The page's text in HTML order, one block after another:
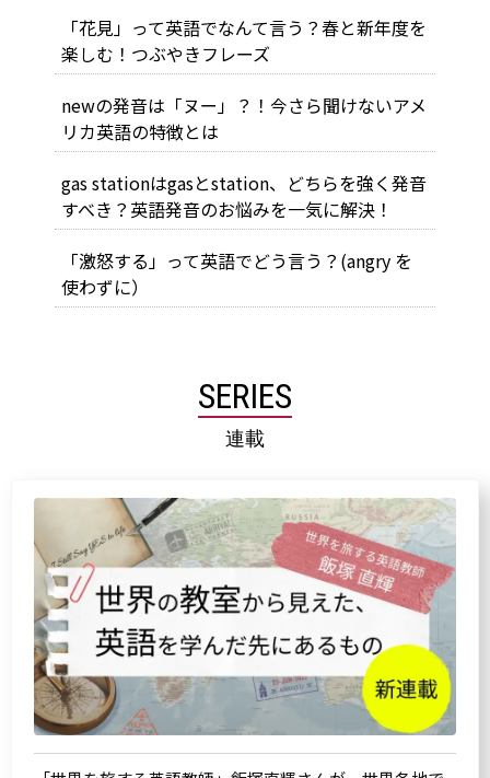
「花見」って英語でなんて言う？春と新年度を
楽しむ！つぶやきフレーズ
newの発音は「ヌー」？！今さら聞けないアメ
リカ英語の特徴とは
gas stationはgasとstation、どちらを強く発音
すべき？英語発音のお悩みを一気に解決！
「激怒する」って英語でどう言う？(angry を
使わずに）
SERIES
連載